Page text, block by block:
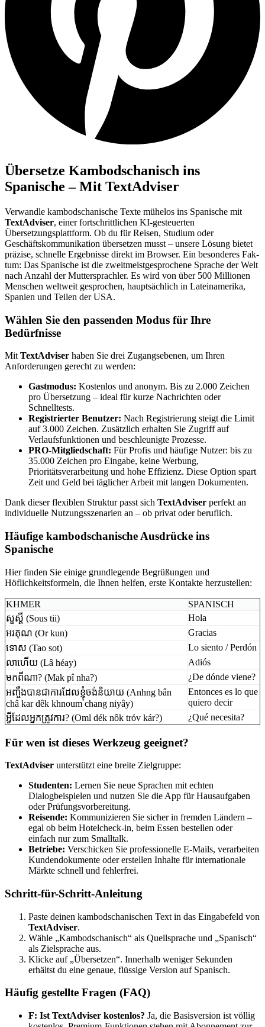
Übersetze Kambodschanisch ins
Spanische – Mit TextAdviser
Verwandle kambodschani­sche Texte mühelos ins Spanische mit
TextAdviser, einer fortschrittlichen KI-gesteuerten
Übersetzungsplattform. Ob du für Reisen, Studium oder
Geschäftskommunikation übersetzen musst – unsere Lösung bietet
präzise, schnelle Ergebnisse direkt im Browser. Ein besonderes Fak­
tum: Das Spanische ist die zweitmeistgesprochene Sprache der Welt
nach Anzahl der Muttersprachler. Es wird von über 500 Millionen
Menschen weltweit gesprochen, hauptsächlich in Lateinamerika,
Spanien und Teilen der USA.
Wählen Sie den passenden Modus für Ihre
Bedürfnisse
MitTextAdviser haben Sie drei Zugangsebenen, um Ihren
Anforderungen gerecht zu werden:
Gastmodus: Kostenlos und anonym. Bis zu 2.000 Zeichen
pro Übersetzung – ideal für kurze Nachrichten oder
Schnelltests.
Registrierter Benutzer: Nach Registrierung steigt die Limit
auf 3.000 Zeichen. Zusätzlich erhalten Sie Zugriff auf
Verlaufsfunktionen und beschleunigte Prozesse.
PRO-Mitgliedschaft: Für Profis und häufige Nutzer: bis zu
35.000 Zeichen pro Eingabe, keine Werbung,
Prioritätsverarbeitung und hohe Effizienz. Diese Option spart
Zeit und Geld bei täglicher Arbeit mit langen Dokumenten.
Dank dieser flexiblen Struktur passt sich TextAdviser perfekt an
individuelle Nutzungsszenarien an – ob privat oder beruflich.
Häufige kambodschani­sche Ausdrücke ins
Spanische
Hier finden Sie einige grundlegende Begrüßungen und
Höflichkeitsformeln, die Ihnen helfen, erste Kontakte herzustellen:
KHMER
SPANISCH
សួស្តី (Sous tii)
Hola
អរគុណ (Or kun)
Gracias
ទោស (Tao sot)
Lo siento / Perdón
លាហើយ (Lâ héay)
Adiós
មកពីណា? (Mak pî nha?)
¿De dónde viene?
អញ្ចឹងបានជាការដែលខ្ញុំចង់និយាយ (Anhng bân
châ kar dêk khnoum chang niyây)
Entonces es lo que
quiero decir
អ្វីដែលអ្នកត្រូវការ? (Oml dék nôk tróv kár?)
¿Qué necesita?
Für wen ist dieses Werkzeug geeignet?
TextAdviser unterstützt eine breite Zielgruppe:
Studenten: Lernen Sie neue Sprachen mit echten
Dialogbeispielen und nutzen Sie die App für Hausaufgaben
oder Prüfungsvorbereitung.
Reisende: Kommunizieren Sie sicher in fremden Ländern –
egal ob beim Hotelcheck-in, beim Essen bestellen oder
einfach nur zum Smalltalk.
Betriebe: Verschicken Sie professionelle E-Mails, verarbeiten
Kundendokumente oder erstellen Inhalte für internationale
Märkte schnell und fehlerfrei.
Schritt-für-Schritt-Anleitung
Paste deinen kambodschani­schen Text in das Eingabefeld von
TextAdviser.
Wähle „Kambodschanisch“ als Quellsprache und „Spanisch“
als Zielsprache aus.
Klicke auf „Übersetzen“. Innerhalb weniger Sekunden
erhältst du eine genaue, flüssige Version auf Spanisch.
Häufig gestellte Fragen (FAQ)
F: Ist TextAdviser kostenlos? Ja, die Basisversion ist völlig